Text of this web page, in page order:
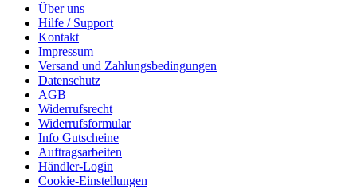
Über uns
Hilfe / Support
Kontakt
Impressum
Versand und Zahlungsbedingungen
Datenschutz
AGB
Widerrufsrecht
Widerrufsformular
Info Gutscheine
Auftragsarbeiten
Händler-Login
Cookie-Einstellungen